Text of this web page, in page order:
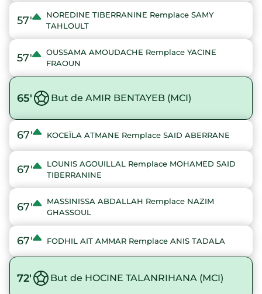
57'
NOREDINE TIBERRANINE Remplace SAMY
TAHLOULT
57'
OUSSAMA AMOUDACHE Remplace YACINE
FRAOUN
65' But de AMIR BENTAYEB (MCI)
67' KOCEÏLA ATMANE Remplace SAID ABERRANE
67'
LOUNIS AGOUILLAL Remplace MOHAMED SAID
TIBERRANINE
67'
MASSINISSA ABDALLAH Remplace NAZIM
GHASSOUL
67' FODHIL AIT AMMAR Remplace ANIS TADALA
72' But de HOCINE TALANRIHANA (MCI)